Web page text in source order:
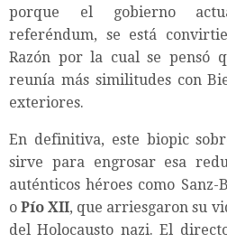
porque el gobierno
referéndum, se está
Razón por la cual se pensó
reunía más similitudes con
exteriores.
En definitiva, este biopic
sirve para engrosar esa
auténticos héroes como Sanz-
oPío XII, que arriesgaron su
del Holocausto nazi. El